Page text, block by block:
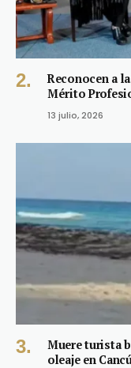
Reconocen a
Mérito
13 julio, 2026
Muere turista
oleaje en